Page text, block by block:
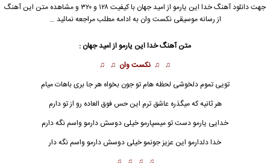
جهت دانلود آهنگ خدا این یارمو از امید جهان با کیفیت ۱۲۸ و ۳۲۰ و مشاهده متن این آهنگ
از رسانه موسیقی نکست وان به ادامه مطلب مراجعه نمائید …
متن آهنگخدا این یارمواز امید جهان :
♫ ♫ نکست وان ♫ ♫
تویی تموم دلخوشی لحظه هام تو جون بخواه هر جا بری باهات میام
هر ثانیه که میگذره عاشق ترم این حس فوق العاده رو از تو دارم
خدایی یارمو دست تو میسپارمو خیلی دوسش دارمو واسم نگه دارم
خدا دلدارمو این عزیز جونمو خیلی دوسش دارمو واسم نگه دار